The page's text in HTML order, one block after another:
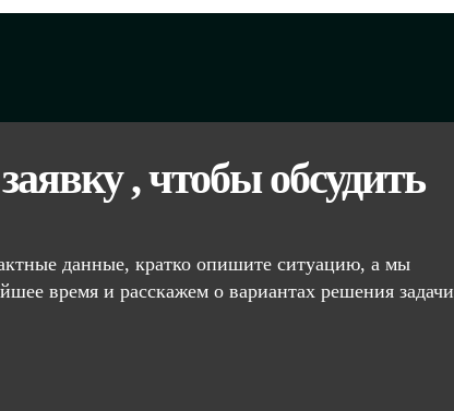
, чтобы обсудить
данные, кратко опишите ситуацию, а мы
время и расскажем о вариантах решения задачи